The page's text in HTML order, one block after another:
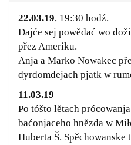
22.03.19, 19:30 hodź.
Dajće sej powědać wo
přez Ameriku.
Anja a Marko Nowakec
dyrdomdejach pjatk w
11.03.19
Po tóšto lětach
baćonjaceho hnězda w
Huberta Š.